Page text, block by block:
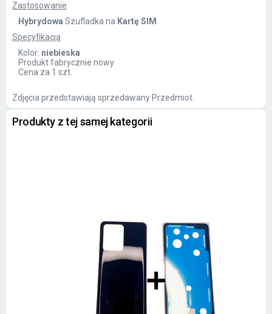
Zastosowanie
Hybrydowa Szufladka na Kartę SIM
Specyfikacja
Kolor: niebieska
Produkt fabrycznie nowy
Cena za 1 szt.
Zdjęcia przedstawiają sprzedawany Przedmiot.
Produkty z tej samej kategorii